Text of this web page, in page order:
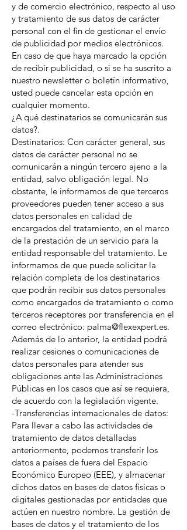
y de comercio electrónico, respecto al uso
y tratamiento de sus datos de carácter
personal con el fin de gestionar el envío
de publicidad por medios electrónicos.
En caso de que haya marcado la opción
de recibir publicidad, o si se ha suscrito a
nuestro newsletter o boletín informativo,
usted puede cancelar esta opción en
cualquier momento.
¿A qué destinatarios se comunicarán sus
datos?.
Destinatarios: Con carácter general, sus
datos de carácter personal no se
comunicarán a ningún tercero ajeno a la
entidad, salvo obligación legal. No
obstante, le informamos de que terceros
proveedores pueden tener acceso a sus
datos personales en calidad de
encargados del tratamiento, en el marco
de la prestación de un servicio para la
entidad responsable del tratamiento. Le
informamos de que puede solicitar la
relación completa de los destinatarios
que podrán recibir sus datos personales
como encargados de tratamiento o como
terceros receptores por transferencia en el
correo electrónico: palma@flexexpert.es.
Además de lo anterior, la entidad podrá
realizar cesiones o comunicaciones de
datos personales para atender sus
obligaciones ante las Administraciones
Públicas en los casos que así se requiera,
de acuerdo con la legislación vigente.
-Transferencias internacionales de datos:
Para llevar a cabo las actividades de
tratamiento de datos detalladas
anteriormente, podemos transferir los
datos a países de fuera del Espacio
Económico Europeo (EEE), y almacenar
dichos datos en bases de datos físicas o
digitales gestionadas por entidades que
actúen en nuestro nombre. La gestión de
bases de datos y el tratamiento de los